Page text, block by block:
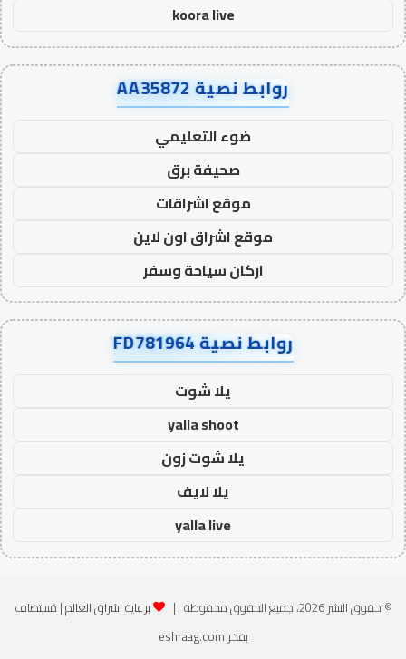
koora live
روابط نصية AA35872
ضوء التعليمي
صحيفة برق
موقع اشراقات
موقع اشراق اون لاين
اركان سياحة وسفر
روابط نصية FD781964
يلا شوت
yalla shoot
يلا شوت زون
يلا لايف
yalla live
© حقوق النشر 2026، جميع الحقوق محفوظة | برعاية اشراق العالم| مُستضاف
بفخر eshraag.com